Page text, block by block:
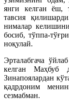
янги келган ёш,
тавсия
нималар
босиб, тўппа-
ноқулай.
Эрталабгача
келган Маҳбуб
Зинапоялардан
қадрдоним
сезмабман.